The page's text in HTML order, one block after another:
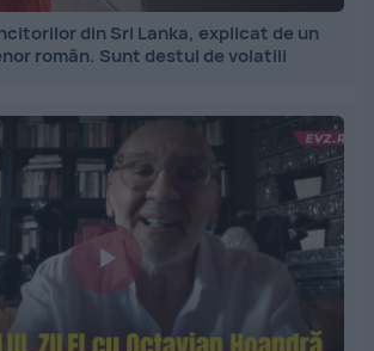
din Sri Lanka, explicat de un
român. Sunt destul de volatili